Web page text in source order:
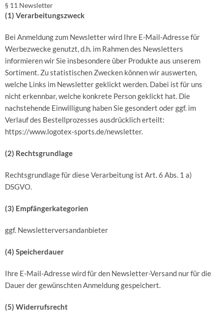
§ 11 Newsletter
(1) Verarbeitungszweck
Bei Anmeldung zum Newsletter wird Ihre E-Mail-Adresse für
Werbezwecke genutzt, d.h. im Rahmen des Newsletters
informieren wir Sie insbesondere über Produkte aus unserem
Sortiment. Zu statistischen Zwecken können wir auswerten,
welche Links im Newsletter geklickt werden. Dabei ist für uns
nicht erkennbar, welche konkrete Person geklickt hat. Die
nachstehende Einwilligung haben Sie gesondert oder ggf. im
Verlauf des Bestellprozesses ausdrücklich erteilt:
https://www.logotex-sports.de/newsletter.
(2) Rechtsgrundlage
Rechtsgrundlage für diese Verarbeitung ist Art. 6 Abs. 1 a)
DSGVO.
(3) Empfängerkategorien
ggf. Newsletterversandanbieter
(4) Speicherdauer
Ihre E-Mail-Adresse wird für den Newsletter-Versand nur für die
Dauer der gewünschten Anmeldung gespeichert.
(5) Widerrufsrecht